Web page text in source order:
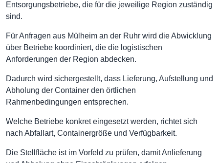
Entsorgungsbetriebe, die für die jeweilige Region zuständig
sind.
Für Anfragen aus Mülheim an der Ruhr wird die Abwicklung
über Betriebe koordiniert, die die logistischen
Anforderungen der Region abdecken.
Dadurch wird sichergestellt, dass Lieferung, Aufstellung und
Abholung der Container den örtlichen
Rahmenbedingungen entsprechen.
Welche Betriebe konkret eingesetzt werden, richtet sich
nach Abfallart, Containergröße und Verfügbarkeit.
Die Stellfläche ist im Vorfeld zu prüfen, damit Anlieferung